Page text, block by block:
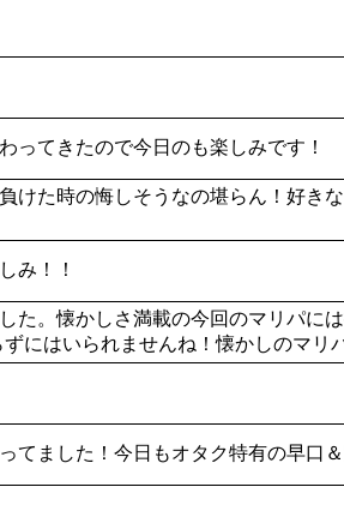
ってきたので今日のも楽しみです！
けた時の悔しそうなの堪らん！好き
み！！
た。懐かしさ満載の今回のマリパに
にはいられませんね！懐かしのマリ
てました！今日もオタク特有の早口